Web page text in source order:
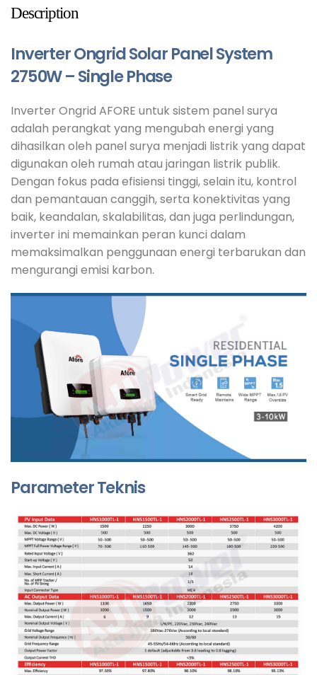
Description
Inverter Ongrid Solar Panel System
2750W – Single Phase
Inverter Ongrid AFORE untuk sistem panel surya
adalah perangkat yang mengubah energi yang
dihasilkan oleh panel surya menjadi listrik yang dapat
digunakan oleh rumah atau jaringan listrik publik.
Dengan fokus pada efisiensi tinggi, selain itu, kontrol
dan pemantauan canggih, serta konektivitas yang
baik, keandalan, skalabilitas, dan juga perlindungan,
inverter ini memainkan peran kunci dalam
memaksimalkan penggunaan energi terbarukan dan
mengurangi emisi karbon.
Parameter Teknis